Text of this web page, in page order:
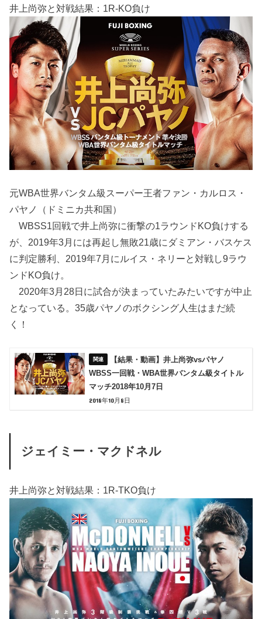
井上尚弥と対戦結果：1R-KO負け
元WBA世界バンタム級スーパー王者ファン・カルロス・
パヤノ（ドミニカ共和国）
WBSS1回戦で井上尚弥に衝撃の1ラウンドKO負けする
が、2019年3月には再起し無敗21歳にダミアン・バスケス
に判定勝利、2019年7月にルイス・ネリーと対戦し9ラウ
ンドKO負け。
2020年3月28日に試合が決まっていたみたいですが中止
となっている。35歳パヤノのボクシング人生はまだ続
く！
【結果・動画】井上尚弥vsパヤノ
WBSS一回戦・WBA世界バンタム級タイトル
マッチ2018年10月7日
2018年10月8日
ジェイミー・マクドネル
井上尚弥と対戦結果：1R-TKO負け